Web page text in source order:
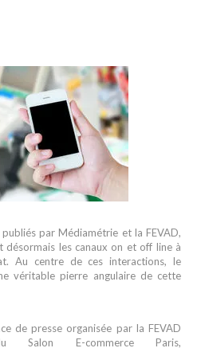
par Médiamétrie et la FEVAD,
désormais les canaux on et off line à
Au centre de ces interactions, le
véritable pierre angulaire de cette
de presse organisée par la FEVAD
E-commerce Paris,